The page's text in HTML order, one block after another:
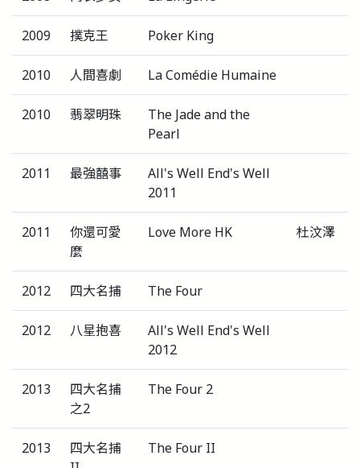
2009 撲克王 Poker King
2010 人間喜劇 La Comédie Humaine
2010 翡翠明珠
The Jade and the
Pearl
2011 最強囍事
All's Well End's Well
2011
2011
你還可愛
麼
Love More HK 杜汶澤
2012 四大名捕 The Four
2012 八星抱喜
All's Well End's Well
2012
2013
四大名捕
之2
The Four 2
2013
四大名捕
The Four II